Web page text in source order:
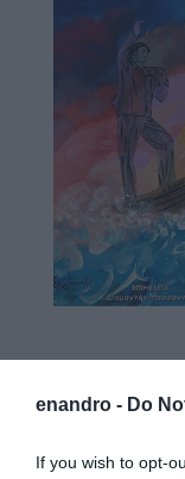
enandro - Do
If you wish to opt-